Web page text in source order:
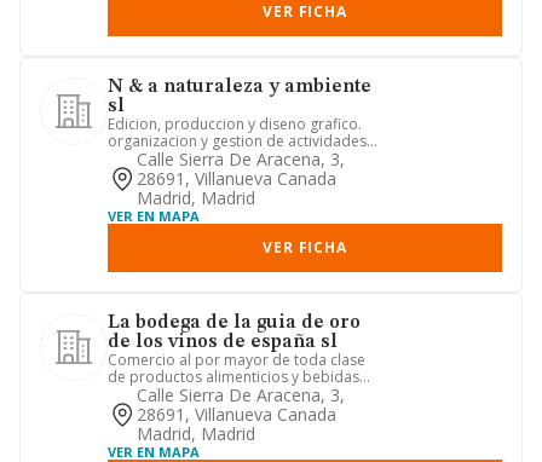
VER FICHA
N & a naturaleza y ambiente
sl
Edicion, produccion y diseno grafico.
organizacion y gestion de actividades
socioculturales deporti...
Calle Sierra De Aracena, 3,
28691, Villanueva Canada
Madrid, Madrid
VER EN MAPA
VER FICHA
La bodega de la guia de oro
de los vinos de españa sl
Comercio al por mayor de toda clase
de productos alimenticios y bebidas
en general, asi como prensa...
Calle Sierra De Aracena, 3,
28691, Villanueva Canada
Madrid, Madrid
VER EN MAPA